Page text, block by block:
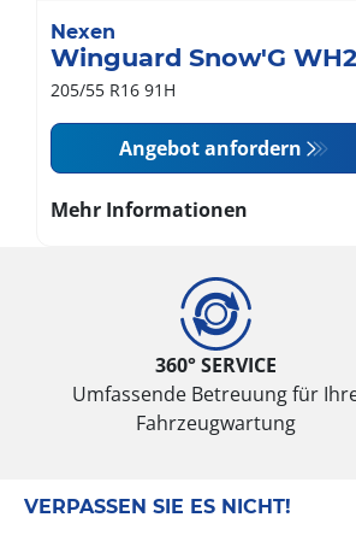
Nexen
Winguard Snow'G WH2
205/55 R16 91H
Angebot anfordern
Mehr Informationen
360° SERVICE
Umfassende Betreuung für
Fahrzeugwartung
VERPASSEN SIE ES NICHT!